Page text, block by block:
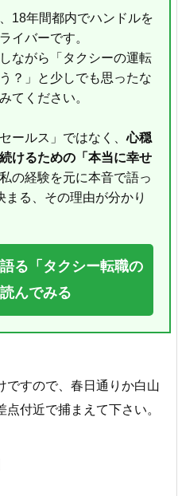
18年間都内でハンドルを
イバーです。
ながら「タクシーの運転
？」と少しでも思ったな
てください。
ールス」ではなく、心穏
けるための「本当に幸せ
の経験を元に本音で語っ
る、その理由が分かり
る「タクシー転職の
んでみる
ですので、春日通りか白山
付近で捕まえて下さい。